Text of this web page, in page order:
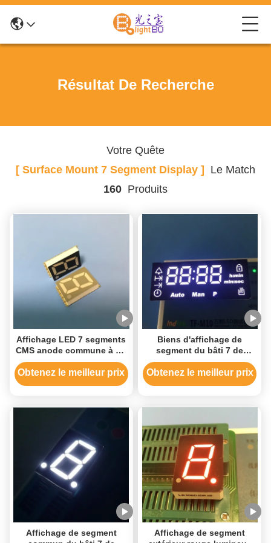
Résultat De Recherche
Votre Quête
[ Surface Mount 7 Segment Display ]
Le Match
160 Produits
Affichage LED 7 segments
CMS anode commune à un
seul chiffre 0,56" bleu ultra
pour appareils ménagers
Obtenez le meilleur prix
Biens d'affichage de
segment du bâti 7 de
surface de four avec la
température de
Obtenez le meilleur prix
Affichage de segment
Affichage de segment